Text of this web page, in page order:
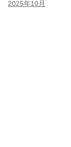
2025年10月